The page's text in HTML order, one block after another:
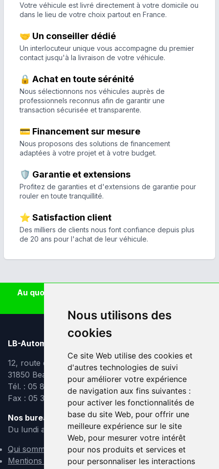
Nous utilisons des
cookies
Ce site Web utilise des cookies et
d'autres technologies de suivi
pour améliorer votre expérience
de navigation aux fins suivantes :
pour activer les fonctionnalités de
base du site Web, pour offrir une
meilleure expérience sur le site
Web, pour mesurer votre intérêt
pour nos produits et services et
pour personnaliser les interactions
Votre véhicule est livré directement à votre domicile ou
dans le lieu de votre choix partout en France.
🤝 Un conseiller dédié
Un interlocuteur unique vous accompagne du premier
contact jusqu'à la livraison de votre véhicule.
🔒 Achat en toute sérénité
Nous sélectionnons nos véhicules auprès de
professionnels reconnus afin de garantir une
transaction sécurisée et transparente.
💳 Financement sur mesure
Nous proposons des solutions de financement
adaptées à votre projet et à votre budget.
🛡️ Garantie et extensions
Profitez de garanties et d'extensions de garantie pour
rouler en toute tranquillité.
⭐ Satisfaction client
Des milliers de clients nous font confiance depuis plus
de 20 ans pour l'achat de leur véhicule.
Au quotidien, prenez les transports en commun
LB-Automobiles.com
12, route de Lavaur
31850 Beaupuy
Tél. : 05 82 95 39 40
Fax : 05 31 08 10 91
Nos bureaux sont ouverts :
Du lundi au vendredi de 9h à 12h et de 14h à 18h
Qui sommes-nous ?
Mentions légales